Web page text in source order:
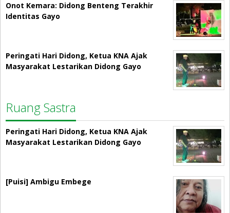
Onot Kemara: Didong Benteng Terakhir
Identitas Gayo
Peringati Hari Didong, Ketua KNA Ajak
Masyarakat Lestarikan Didong Gayo
Ruang Sastra
Peringati Hari Didong, Ketua KNA Ajak
Masyarakat Lestarikan Didong Gayo
[Puisi] Ambigu Embege